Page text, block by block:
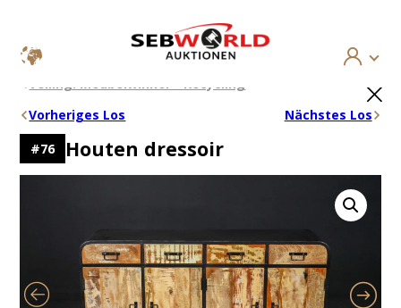
naar
inhoud
Veiling: Meubelwinkel – Recycling
Vorheriges Los
Nächstes Los
#76 Houten dressoir
×